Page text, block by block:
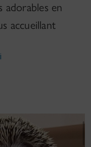
adorables en
accueillant